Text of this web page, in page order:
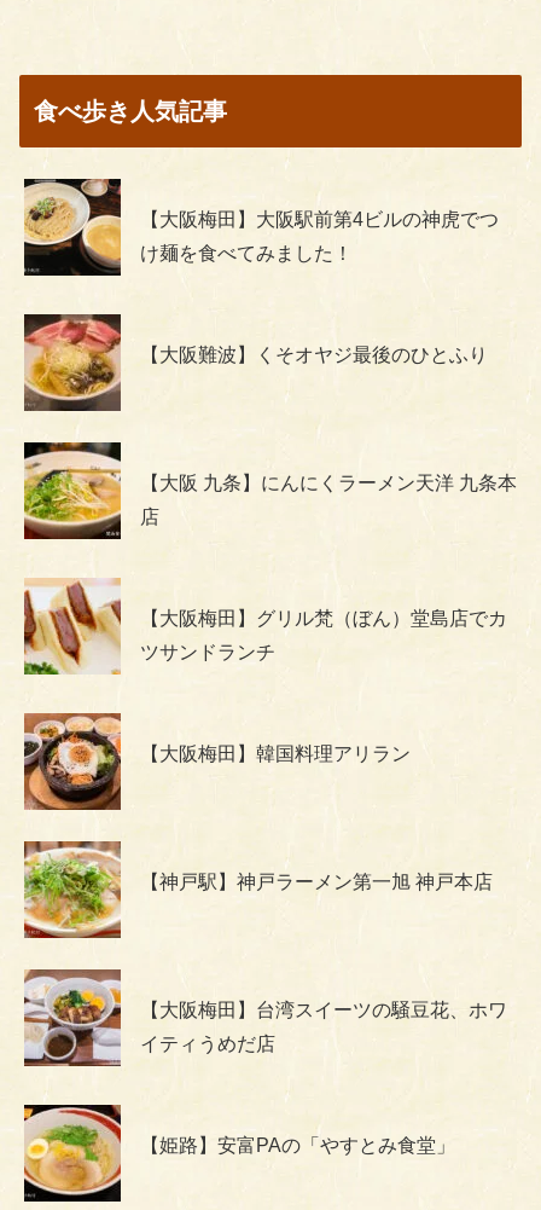
食べ歩き人気記事
【大阪梅田】大阪駅前第4ビルの神虎でつ
け麺を食べてみました！
【大阪難波】くそオヤジ最後のひとふり
【大阪 九条】にんにくラーメン天洋 九条本
店
【大阪梅田】グリル梵（ぼん）堂島店でカ
ツサンドランチ
【大阪梅田】韓国料理アリラン
【神戸駅】神戸ラーメン第一旭 神戸本店
【大阪梅田】台湾スイーツの騒豆花、ホワ
イティうめだ店
【姫路】安富PAの「やすとみ食堂」